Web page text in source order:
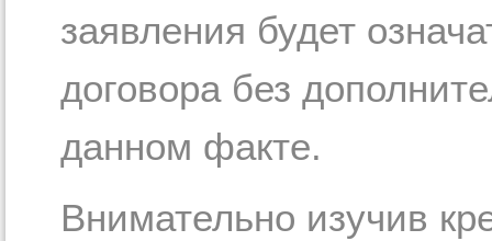
заявления будет
договора без
данном факте.
Внимательно изучив